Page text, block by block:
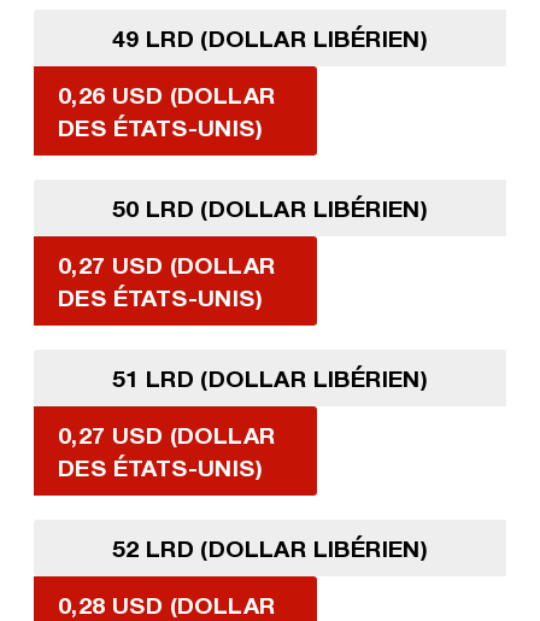
49 LRD (DOLLAR LIBÉRIEN)
0,26 USD (DOLLAR
DES ÉTATS-UNIS)
50 LRD (DOLLAR LIBÉRIEN)
0,27 USD (DOLLAR
DES ÉTATS-UNIS)
51 LRD (DOLLAR LIBÉRIEN)
0,27 USD (DOLLAR
DES ÉTATS-UNIS)
52 LRD (DOLLAR LIBÉRIEN)
0,28 USD (DOLLAR